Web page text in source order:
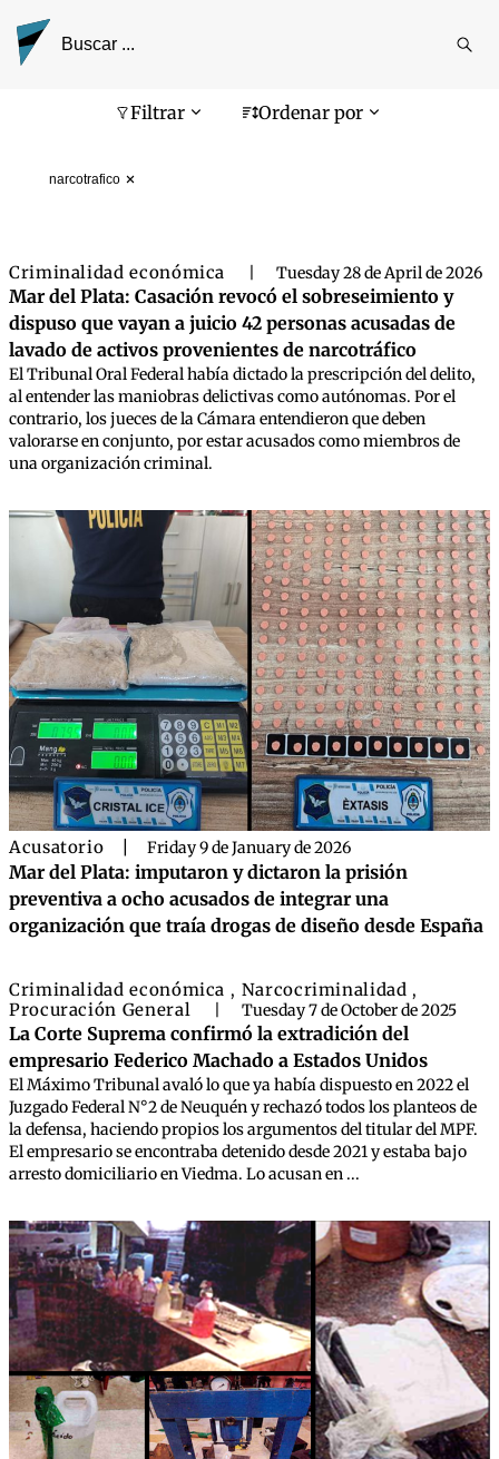
Filtrar Ordenar por
narcotrafico
Pantalla de búsqueda
Criminalidad económica Tuesday 28 de April de 2026
Mar del Plata: Casación revocó el sobreseimiento y
dispuso que vayan a juicio 42 personas acusadas de
lavado de activos provenientes de narcotráfico
El Tribunal Oral Federal había dictado la prescripción del delito,
al entender las maniobras delictivas como autónomas. Por el
contrario, los jueces de la Cámara entendieron que deben
valorarse en conjunto, por estar acusados como miembros de
una organización criminal.
Acusatorio Friday 9 de January de 2026
Mar del Plata: imputaron y dictaron la prisión
preventiva a ocho acusados de integrar una
organización que traía drogas de diseño desde España
Criminalidad económica , Narcocriminalidad ,
Procuración General Tuesday 7 de October de 2025
La Corte Suprema confirmó la extradición del
empresario Federico Machado a Estados Unidos
El Máximo Tribunal avaló lo que ya había dispuesto en 2022 el
Juzgado Federal N°2 de Neuquén y rechazó todos los planteos de
la defensa, haciendo propios los argumentos del titular del MPF.
El empresario se encontraba detenido desde 2021 y estaba bajo
arresto domiciliario en Viedma. Lo acusan en ...